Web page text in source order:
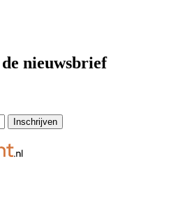
nieuwsbrief
Inschrijven